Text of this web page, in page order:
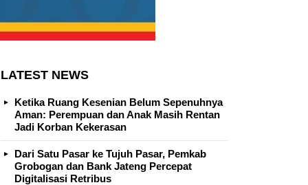
LATEST NEWS
Ketika Ruang Kesenian Belum Sepenuhnya
Aman: Perempuan dan Anak Masih Rentan
Jadi Korban Kekerasan
Dari Satu Pasar ke Tujuh Pasar, Pemkab
Grobogan dan Bank Jateng Percepat
Digitalisasi Retribus